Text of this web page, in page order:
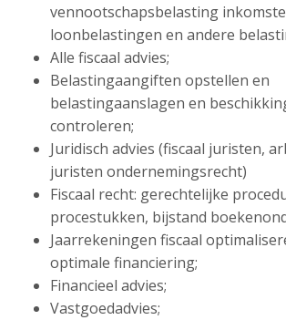
vennootschapsbelasting
loonbelastingen en andere
Alle fiscaal advies;
Belastingaangiften opstellen en
belastingaanslagen en
controleren;
Juridisch advies (fiscaal juristen,
juristen ondernemingsrecht)
Fiscaal recht: gerechtelijke
procestukken, bijstand
Jaarrekeningen fiscaal
optimale financiering;
Financieel advies;
Vastgoedadvies;